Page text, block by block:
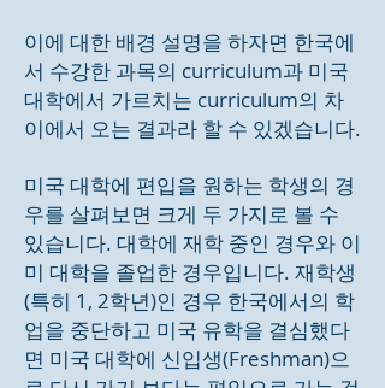
이에 대한 배경 설명을 하자면 한국에
서 수강한 과목의 curriculum과 미국
대학에서 가르치는 curriculum의 차
이에서 오는 결과라 할 수 있겠습니다.
미국 대학에 편입을 원하는 학생의 경
우를 살펴보면 크게 두 가지로 볼 수
있습니다. 대학에 재학 중인 경우와 이
미 대학을 졸업한 경우입니다. 재학생
(특히 1, 2학년)인 경우 한국에서의 학
업을 중단하고 미국 유학을 결심했다
면 미국 대학에 신입생(Freshman)으